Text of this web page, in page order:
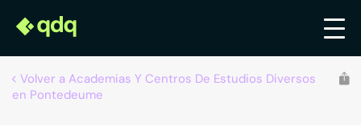
Volver a Academias Y Centros De Estudios Diversos
en Pontedeume